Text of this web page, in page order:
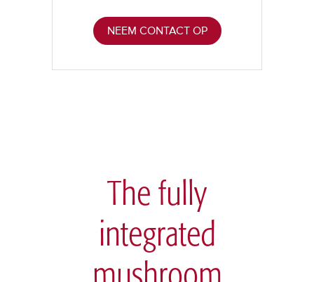
NEEM CONTACT OP
The fully
integrated
mushroom